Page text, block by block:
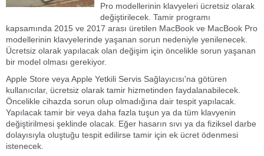
Pro modellerinin klavyeleri ücretsiz olarak
değiştirilecek. Tamir programı
kapsamında 2015 ve 2017 arası üretilen MacBook ve MacBook Pro
modellerinin klavyelerinde yaşanan sorun nedeniyle yenilenecek.
Ücretsiz olarak yapılacak olan değişim için öncelikle sorun yaşanan
bir model olması gerekiyor.
Apple Store veya Apple Yetkili Servis Sağlayıcısı'na götüren
kullanıcılar, ücretsiz olarak tamir hizmetinden faydalanabilecek.
Öncelikle cihazda sorun olup olmadığına dair tespit yapılacak.
Yapılacak tamir bir veya daha fazla tuşun ya da tüm klavyenin
değiştirilmesi şeklinde olacak. Eğer hasarın sıvı ya da fiziksel darbe
dolayısıyla oluştuğu tespit edilirse tamir için ek ücret ödenmesi
istenecek.